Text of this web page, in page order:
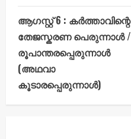
ആഗസ്റ്റ് 6 : കർത്താവിന്റെ
തേജസ്കരണ പെരുന്നാൾ /
രൂപാന്തരപ്പെരുന്നാൾ
(അഥവാ
കൂടാരപ്പെരുന്നാൾ)